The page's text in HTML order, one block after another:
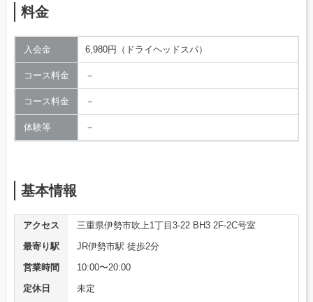
料金
入会金 6,980円（ドライヘッドスパ）
コース料金 －
コース料金 －
体験等 －
基本情報
アクセス
三重県伊勢市吹上1丁目3-22 BH3 2F-2C号室
最寄り駅
JR伊勢市駅 徒歩2分
営業時間
10:00〜20:00
定休日
未定